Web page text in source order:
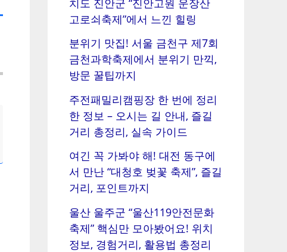
치도 진안군 “진안고원 운장산
고로쇠축제”에서 느낀 힐링
분위기 맛집! 서울 금천구 제7회
금천과학축제에서 분위기 만끽,
방문 꿀팁까지
주전패밀리캠핑장 한 번에 정리
한 정보 – 오시는 길 안내, 즐길
거리 총정리, 실속 가이드
여긴 꼭 가봐야 해! 대전 동구에
서 만난 “대청호 벚꽃 축제”, 즐길
거리, 포인트까지
울산 울주군 “울산119안전문화
축제” 핵심만 모아봤어요! 위치
정보, 경험거리, 활용법 총정리